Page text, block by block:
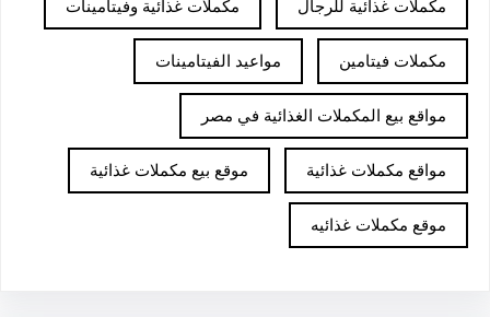
مكملات غذائية للرجال مكملات غذائية وفيتامينات
مكملات فيتامين مواعيد الفيتامينات
مواقع بيع المكملات الغذائية في مصر
مواقع مكملات غذائية موقع بيع مكملات غذائية
موقع مكملات غذائيه